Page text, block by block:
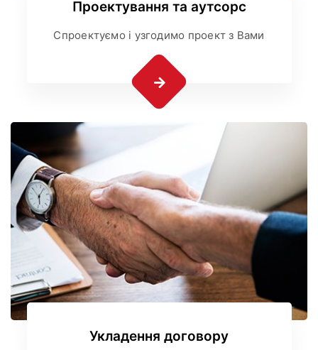
Проектування та аутсорс
Спроектуємо і узгодимо проект з Вами
Укладення договору